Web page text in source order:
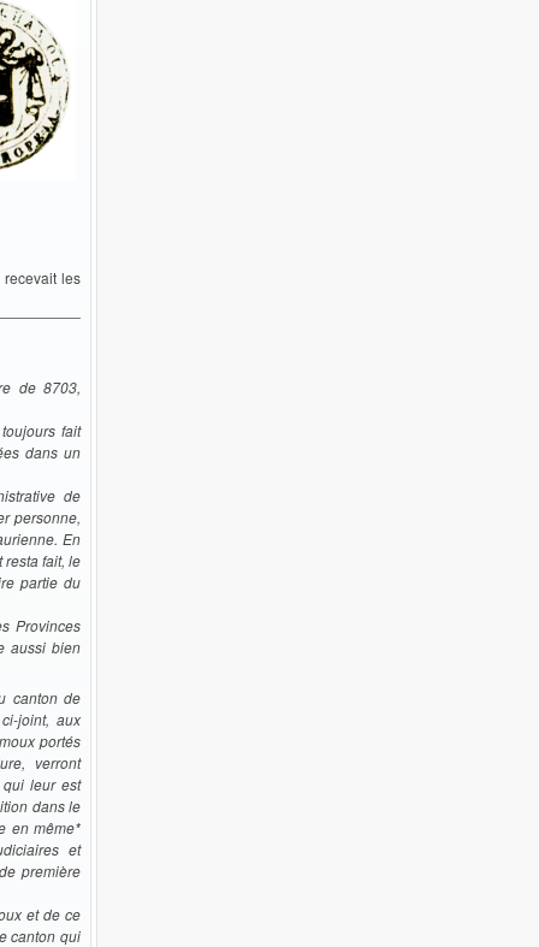
les
de 8703,
fait
dans un
de
personne,
En
resta fait, le
partie du
Provinces
aussi bien
canton de
joint, aux
portés
verront
qui leur est
dans le
en même*
et
première
et de ce
canton qui